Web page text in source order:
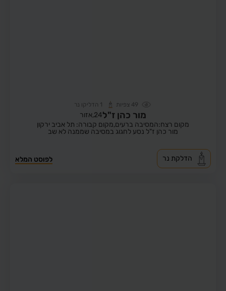
49 צפיות 1 הדליקו נר
מור כהן ז"ל24, אזור
מקום רצח:המסיבה ברעים,מקום קבורה: תל אביב ירקון
מור כהן ז"ל נסע לחגוג במסיבה שממנה לא שב
לפוסט המלא הדלקת נר